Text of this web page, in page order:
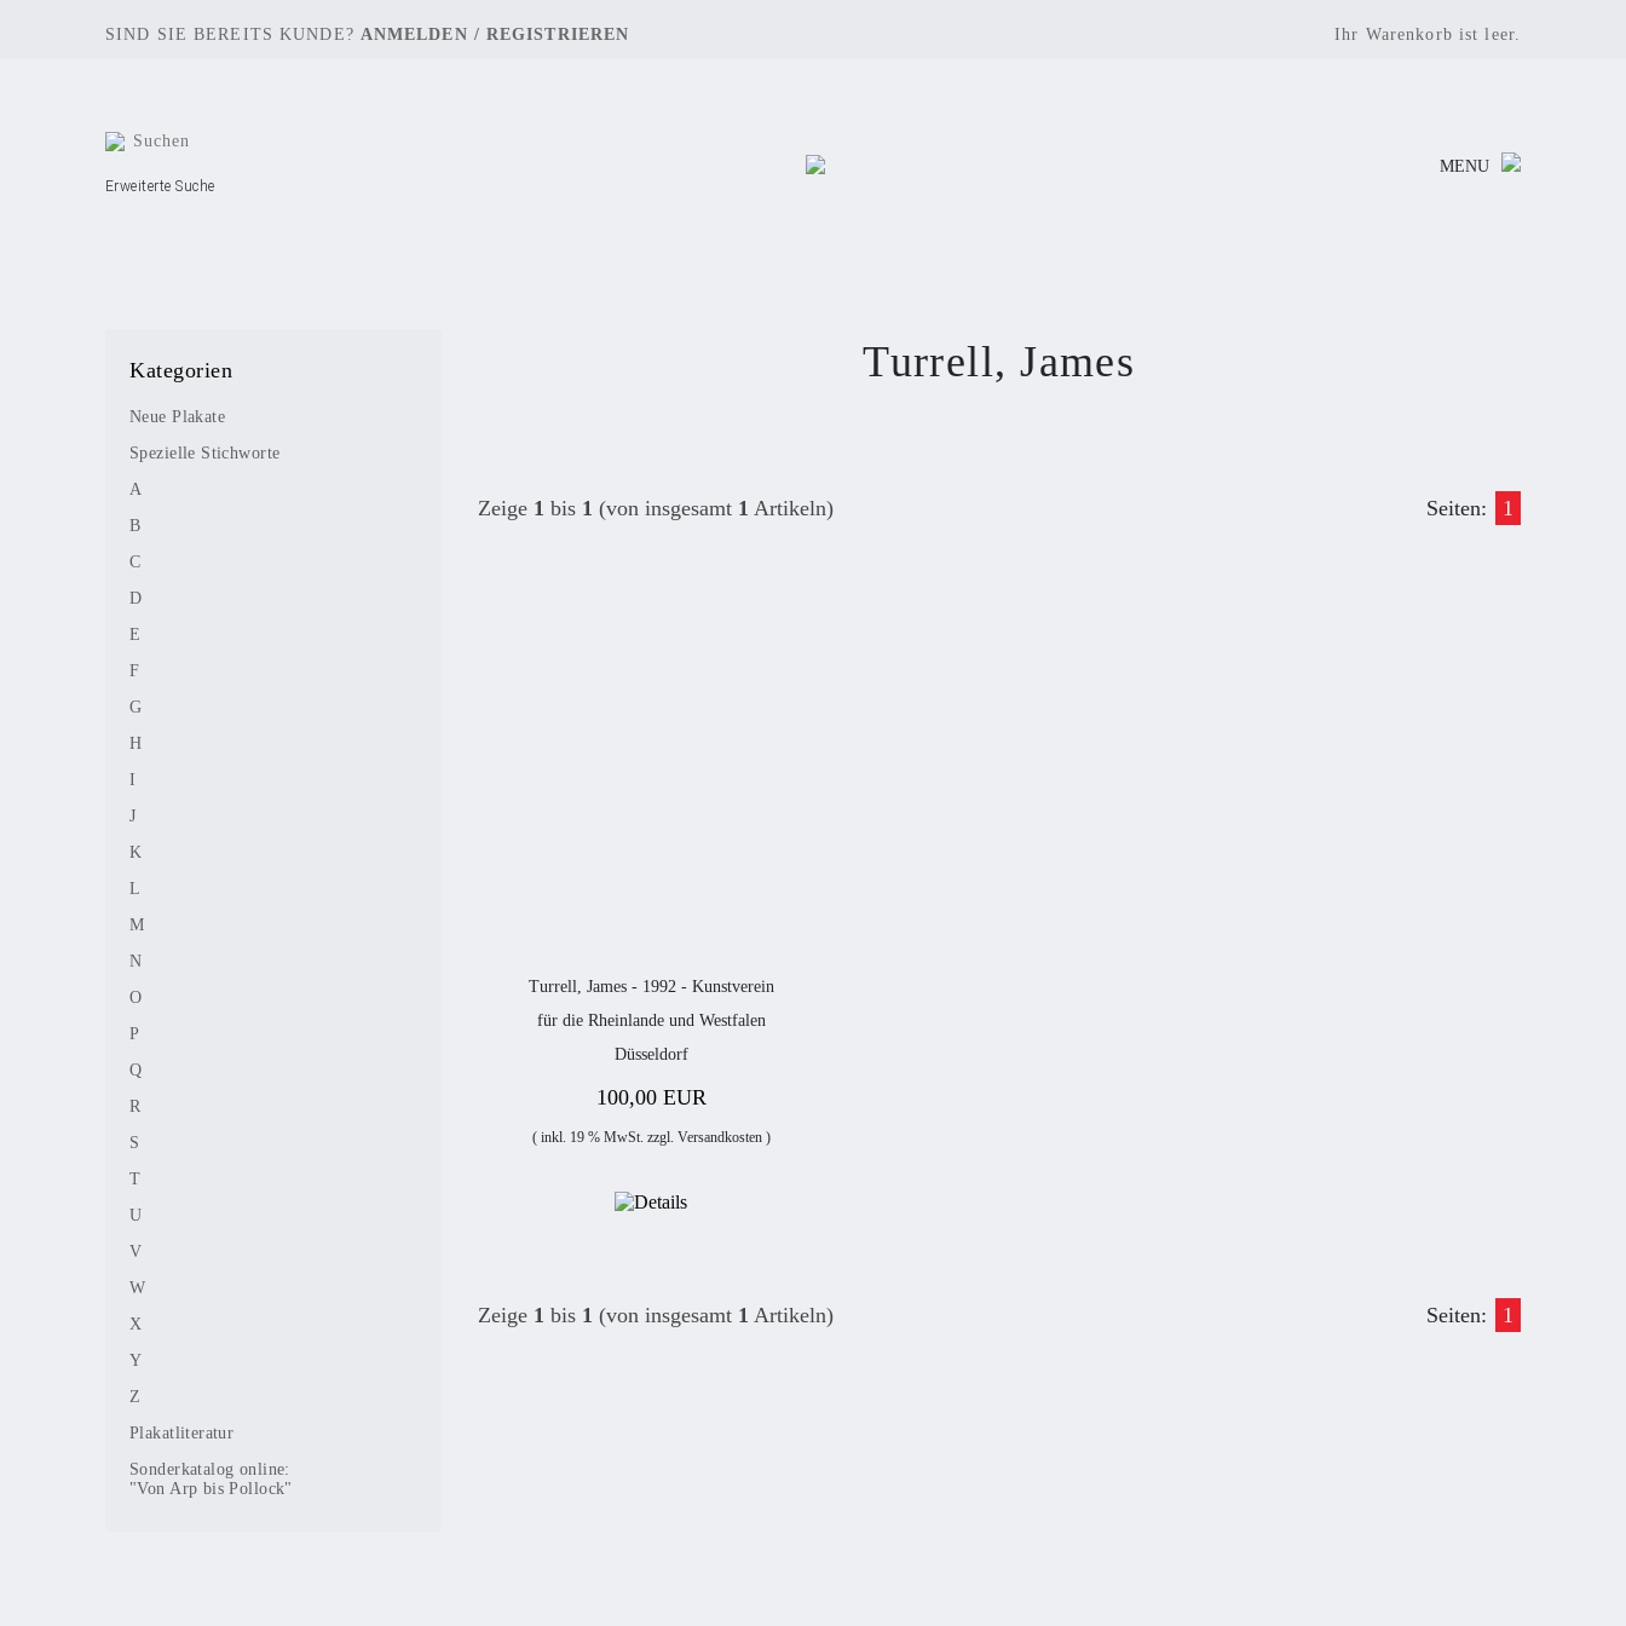
SIND SIE BEREITS KUNDE? ANMELDEN / REGISTRIEREN Ihr Warenkorb ist leer.
Erweiterte Suche
MENU
Kategorien
Neue Plakate
Spezielle Stichworte
A
B
C
D
E
F
G
H
I
J
K
L
M
N
O
P
Q
R
S
T
U
V
W
X
Y
Z
Plakatliteratur
Sonderkatalog online:
"Von Arp bis Pollock"
Turrell, James
Zeige 1 bis 1 (von insgesamt 1 Artikeln) Seiten: 1
Turrell, James - 1992 - Kunstverein
für die Rheinlande und Westfalen
Düsseldorf
100,00 EUR
( inkl. 19 % MwSt. zzgl. Versandkosten)
Zeige 1 bis 1 (von insgesamt 1 Artikeln) Seiten: 1